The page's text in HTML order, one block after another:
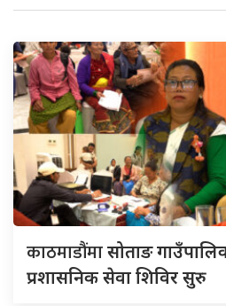
काठमाडौंमासोताङ
प्रशासनिक सेवा शिविर सुरु